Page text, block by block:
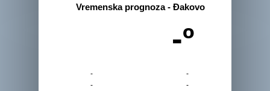
Vremenska prognoza - Đakovo
-º
-
-
-
-